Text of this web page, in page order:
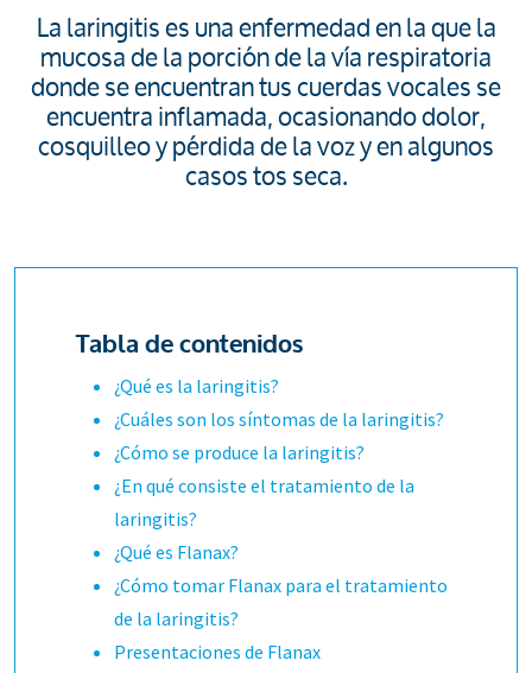
La laringitis es una enfermedad en la que la
mucosa de la porción de la vía respiratoria
donde se encuentran tus cuerdas vocales se
encuentra inflamada, ocasionando dolor,
cosquilleo y pérdida de la voz y en algunos
casos tos seca.
Tabla de contenidos
¿Qué es la laringitis?
¿Cuáles son los síntomas de la laringitis?
¿Cómo se produce la laringitis?
¿En qué consiste el tratamiento de la
laringitis?
¿Qué es Flanax?
¿Cómo tomar Flanax para el tratamiento
de la laringitis?
Presentaciones de Flanax